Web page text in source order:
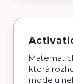
ktorá
modelu